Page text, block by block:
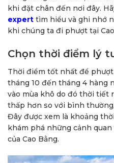
khi đặt chân đến nơi đây.
expert tìm hiểu và ghi nhớ
khi chúng ta đi phượt tại
Chọn thời điểm lý
Thời điểm tốt nhất để
tháng 10 đến tháng 4 hàng
vào mùa khô do đó thời tiết
thấp hơn so với bình
Đây được xem là khoảng
khám phá những cảnh
của Cao Bằng.